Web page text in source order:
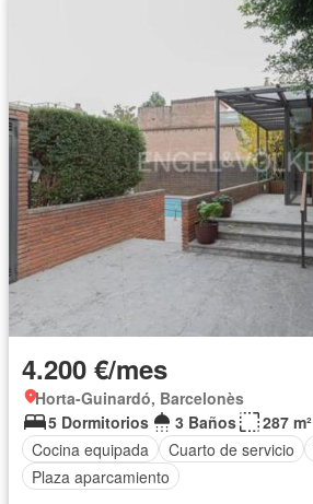
4.200 €/mes
Horta-Guinardó, Barcelonès
5 Dormitorios
3 Baños
287 m²
Cocina equipada
Cuarto de servicio
Plaza aparcamiento